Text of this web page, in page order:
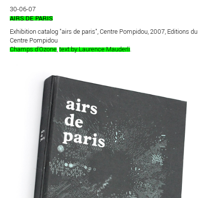
30-06-07
AIRS DE PARIS
Exhibition catalog "airs de paris", Centre Pompidou, 2007, Editions du
Centre Pompidou
Champs d’Ozone,text by Laurence Mauderli.